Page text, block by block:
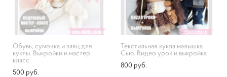
Обувь, сумочка и заяц для
куклы. Выкройки и мастер
класс.
500 pуб.
Текстильная кукла малышка
Сью. Видео урок и выкройка
800 pуб.